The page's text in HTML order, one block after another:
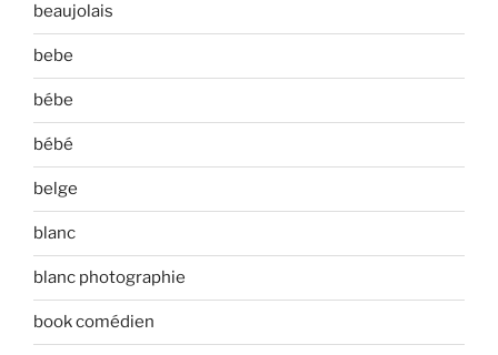
beaujolais
bebe
bébe
bébé
belge
blanc
blanc photographie
book comédien